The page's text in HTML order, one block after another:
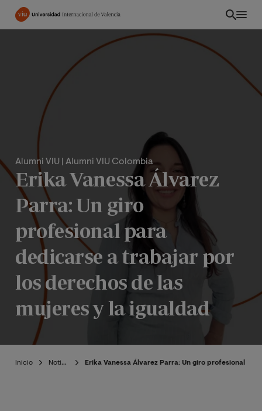
Pasar
Alumni VIU | Alumni VIU Colombia
Erika Vanessa Álvarez
Parra: Un giro
profesional para
dedicarse a trabajar por
los derechos de las
mujeres y la igualdad
Inicio Noticias Erika Vanessa Álvarez Parra: Un giro profesional